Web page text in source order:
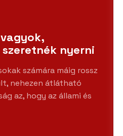
nyerni
számára máig rossz
nehezen átlátható
az, hogy az állami és